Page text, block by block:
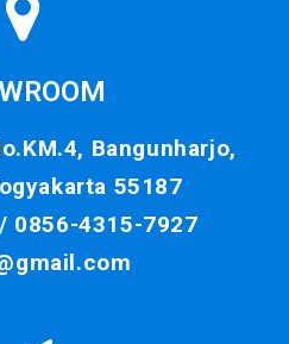
Bangunharjo,
55187
0856-4315-7927